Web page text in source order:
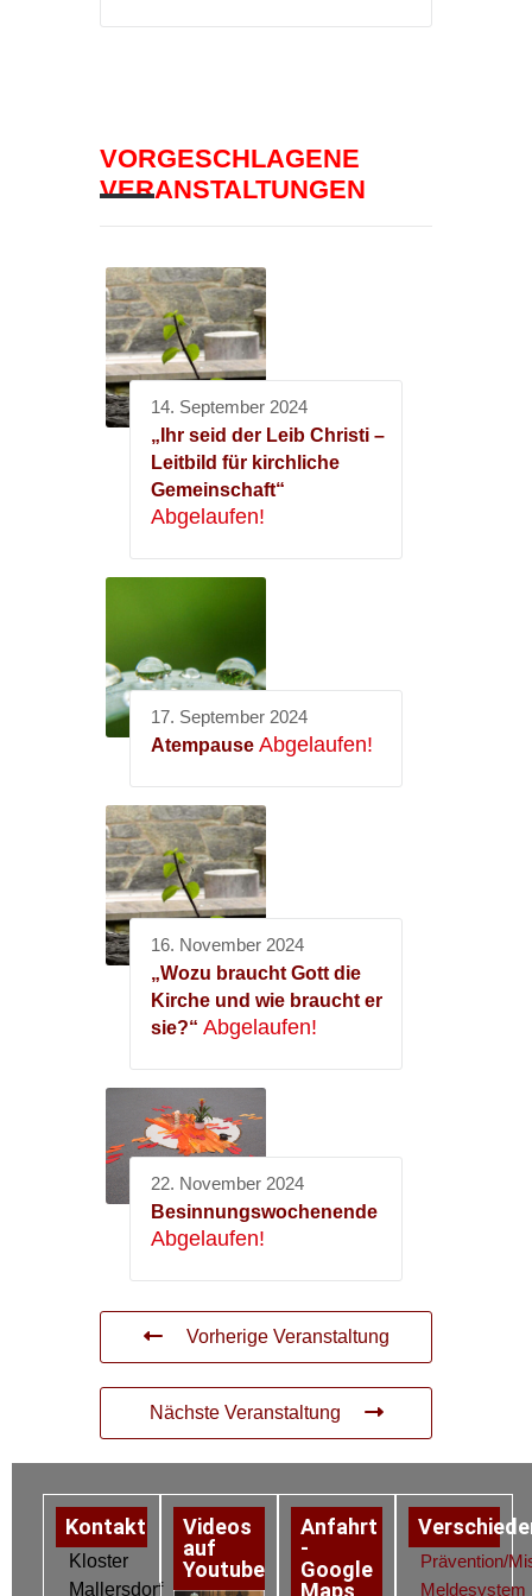
VORGESCHLAGENE
VERANSTALTUNGEN
14. September 2024
„Ihr seid der Leib Christi –
Leitbild für kirchliche
Gemeinschaft“
Abgelaufen!
17. September 2024
Atempause Abgelaufen!
16. November 2024
„Wozu braucht Gott die
Kirche und wie braucht er
sie?“ Abgelaufen!
22. November 2024
Besinnungswochenende
Abgelaufen!
Vorherige Veranstaltung
Nächste Veranstaltung
Kontakt
Kloster
Mallersdorf
Videos
auf
Youtube
Anfahrt
-
Google
Maps
Prävention/
Meldesystem